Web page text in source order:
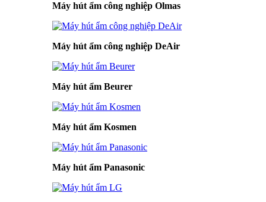
Máy hút ẩm công nghiệp Olmas
Máy hút ẩm công nghiệp DeAir
Máy hút ẩm Beurer
Máy hút ẩm Kosmen
Máy hút ẩm Panasonic